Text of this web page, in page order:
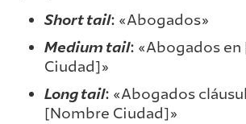
Short tail: «Abogados»
Medium tail: «Abogados
Ciudad]»
Long tail: «Abogados
[Nombre Ciudad]»